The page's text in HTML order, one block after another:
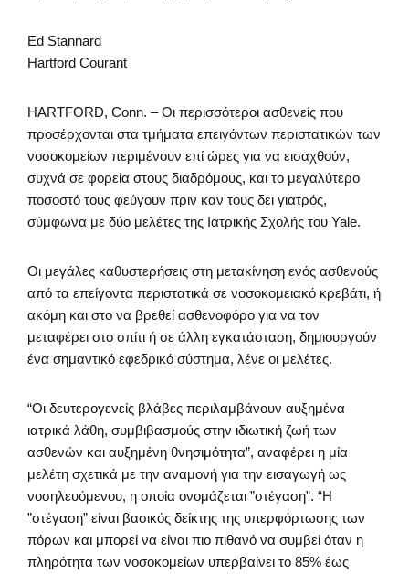
Ed Stannard
Hartford Courant
HARTFORD, Conn. – Οι περισσότεροι ασθενείς που
προσέρχονται στα τμήματα επειγόντων περιστατικών των
νοσοκομείων περιμένουν επί ώρες για να εισαχθούν,
συχνά σε φορεία στους διαδρόμους, και το μεγαλύτερο
ποσοστό τους φεύγουν πριν καν τους δει γιατρός,
σύμφωνα με δύο μελέτες της Ιατρικής Σχολής του Yale.
Οι μεγάλες καθυστερήσεις στη μετακίνηση ενός ασθενούς
από τα επείγοντα περιστατικά σε νοσοκομειακό κρεβάτι, ή
ακόμη και στο να βρεθεί ασθενοφόρο για να τον
μεταφέρει στο σπίτι ή σε άλλη εγκατάσταση, δημιουργούν
ένα σημαντικό εφεδρικό σύστημα, λένε οι μελέτες.
“Οι δευτερογενείς βλάβες περιλαμβάνουν αυξημένα
ιατρικά λάθη, συμβιβασμούς στην ιδιωτική ζωή των
ασθενών και αυξημένη θνησιμότητα”, αναφέρει η μία
μελέτη σχετικά με την αναμονή για την εισαγωγή ως
νοσηλευόμενου, η οποία ονομάζεται ”στέγαση”. “Η
”στέγαση” είναι βασικός δείκτης της υπερφόρτωσης των
πόρων και μπορεί να είναι πιο πιθανό να συμβεί όταν η
πληρότητα των νοσοκομείων υπερβαίνει το 85% έως